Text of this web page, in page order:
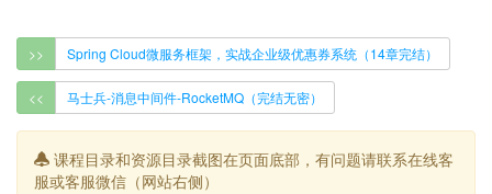
>> Spring Cloud微服务框架，实战企业级优惠券系统（14章完结）
<< 马士兵-消息中间件-RocketMQ（完结无密）
课程目录和资源目录截图在页面底部，有问题请联系在线客
服或客服微信（网站右侧）